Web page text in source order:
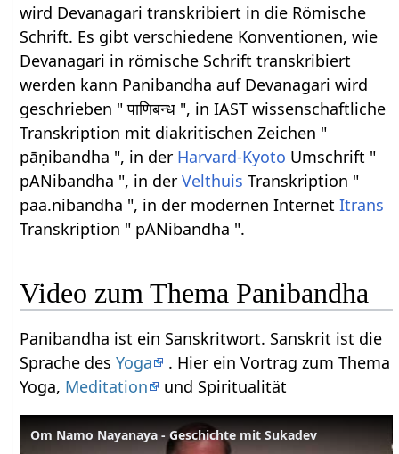
wird Devanagari transkribiert in die Römische
Schrift. Es gibt verschiedene Konventionen, wie
Devanagari in römische Schrift transkribiert
werden kann Panibandha auf Devanagari wird
geschrieben " पाणिबन्ध ", in IAST wissenschaftliche
Transkription mit diakritischen Zeichen "
pāṇibandha ", in der Harvard-Kyoto Umschrift "
pANibandha ", in derVelthuis Transkription "
paa.nibandha ", in der modernen InternetItrans
Transkription " pANibandha ".
Video zum Thema Panibandha
Panibandha ist ein Sanskritwort. Sanskrit ist die
Sprache desYoga
. Hier ein Vortrag zum Thema
Yoga, Meditation und Spiritualität
Om Namo Nayanaya - Geschichte mit Sukadev